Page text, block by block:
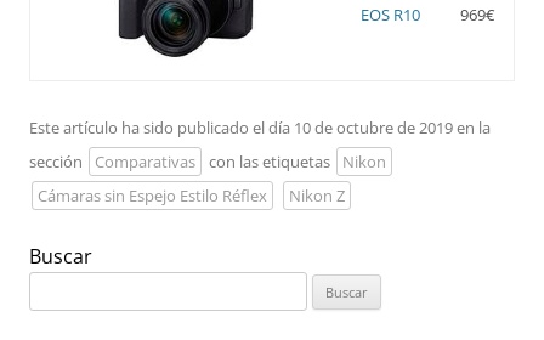
EOS R10
969€
Este artículo ha sido publicado el día 10 de octubre de 2019 en la
sección
Comparativas con las etiquetas
Nikon
Cámaras sin Espejo Estilo Réflex
Nikon Z
Buscar